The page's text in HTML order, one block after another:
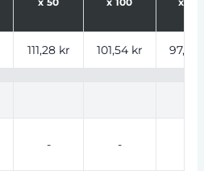
111,28 kr 101,54 kr 97,06
- -